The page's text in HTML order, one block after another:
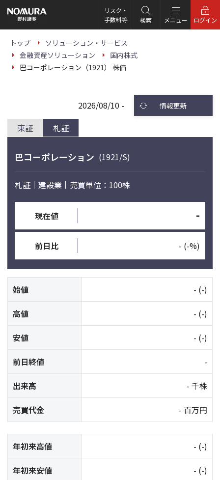
の
ー
リスク・
手数料等
検索 メニュー ログイン
トップ
ソリューション・サービス
金融資産ソリューション
国内株式
巴コーポレーション（1921） 株価
東証 札証
2026/08/10 - 情報更新
巴コーポレーション (1921/S)
札証 建設業 売買単位：100株
現在値 -
前日比 - (-%)
始値 - (-)
高値 - (-)
安値 - (-)
前日終値 -
出来高 - 千株
売買代金 - 百万円
年初来高値 - (-)
年初来安値 - (-)